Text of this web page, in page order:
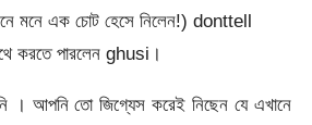
মনে এক চোট হেসে নিলেন!) donttell
করতে পারলেন ghusi।
। আপনি তো জিগ্যেস করেই নিছেন যে এখানে